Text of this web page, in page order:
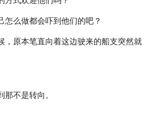
怎么做都会吓到他们的吧？
，原本笔直向着这边驶来的船支突然就
不是转向。